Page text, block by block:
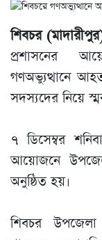
শিবচর
প্রশাসনের
গণঅভ্যুত্থানে
সদস্যদের নিয়ে
৭ ডিসেম্বর
আয়োজনে
অনুষ্ঠিত হয়।
শিবচর উপজেলা